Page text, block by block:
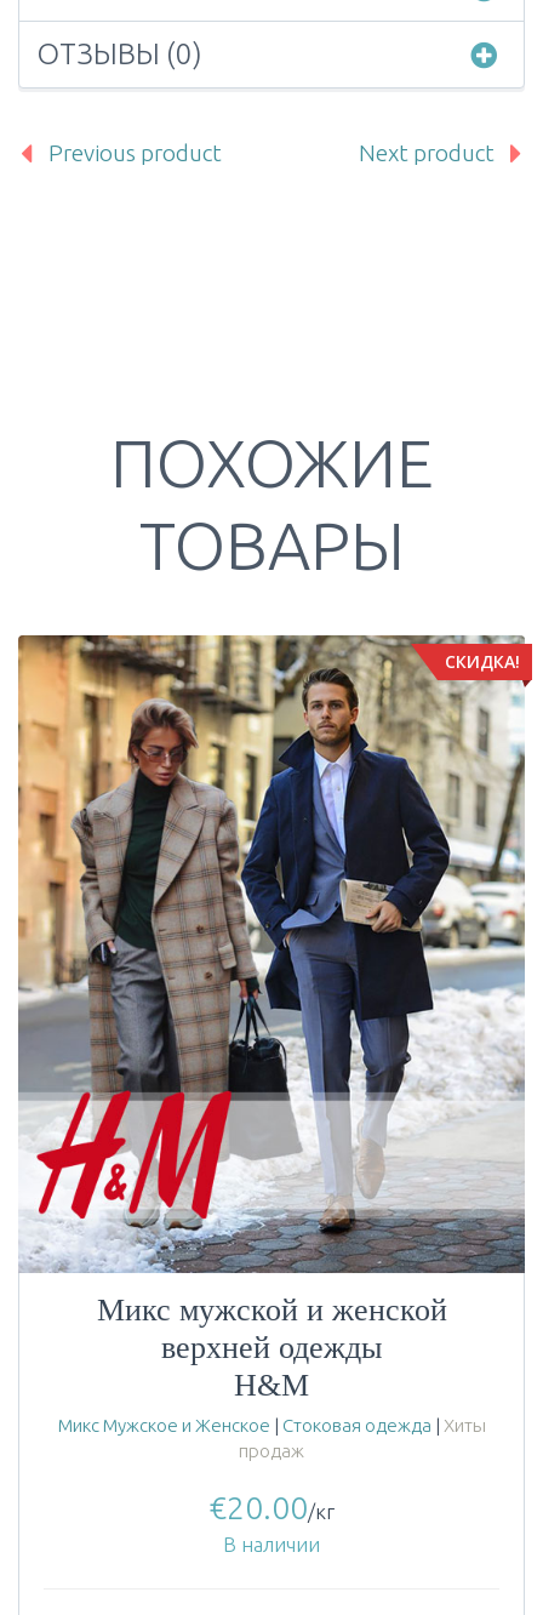
ОТЗЫВЫ (0)
Previous product Next product
ПОХОЖИЕ
ТОВАРЫ
СКИДКА!
Микс мужской и женской
верхней одежды
H&M
Микс Мужское и Женское | Стоковая одежда | Хиты
продаж
€20.00/кг
В наличии